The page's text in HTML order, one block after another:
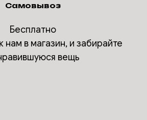
Самовывоз
Бесплатно
нам в магазин, и забирайте
вещь